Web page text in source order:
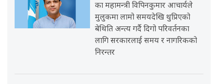
का महामन्त्री विपिनकुमार आचार्यले
मुलुकमा लामो समयदेखि थुप्रिएको
बेथिति अन्त्य गर्दै दिगो परिवर्तनका
लागि सरकारलाई समय र नागरिकको
निरन्तर